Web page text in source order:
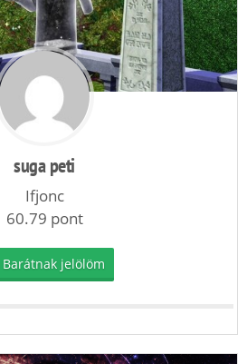
suga peti
Ifjonc
60.79 pont
Barátnak jelölöm